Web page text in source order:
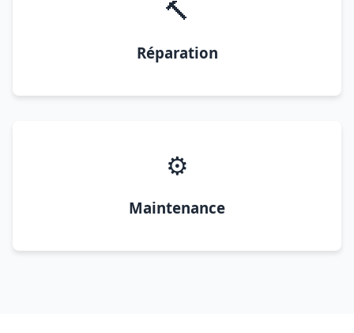
🔨
Réparation
⚙️
Maintenance